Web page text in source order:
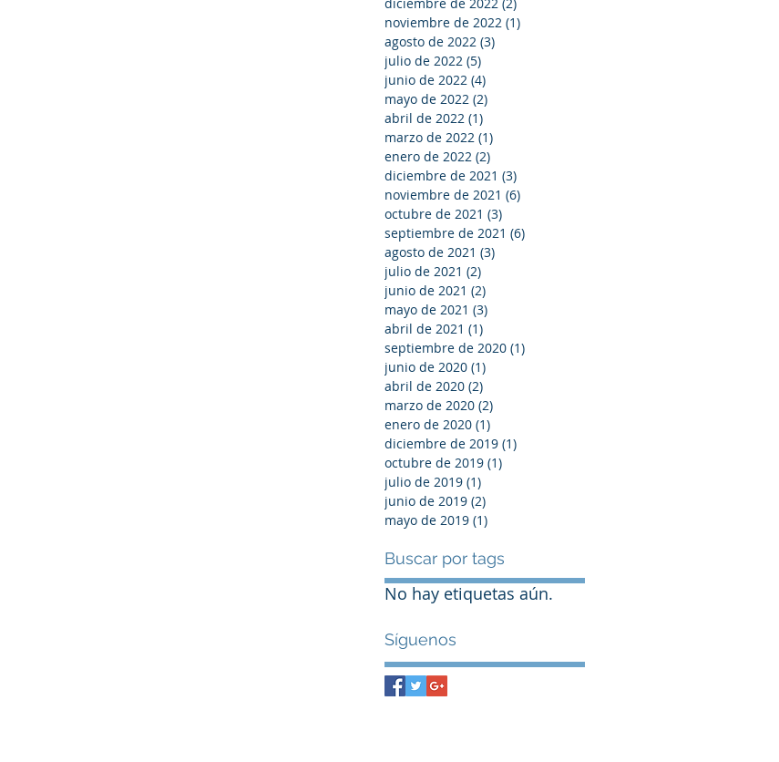
diciembre de 2022 (2)
noviembre de 2022 (1)
agosto de 2022 (3)
julio de 2022 (5)
junio de 2022 (4)
mayo de 2022 (2)
abril de 2022 (1)
marzo de 2022 (1)
enero de 2022 (2)
diciembre de 2021 (3)
noviembre de 2021 (6)
octubre de 2021 (3)
septiembre de 2021 (6)
agosto de 2021 (3)
julio de 2021 (2)
junio de 2021 (2)
mayo de 2021 (3)
abril de 2021 (1)
septiembre de 2020 (1)
junio de 2020 (1)
abril de 2020 (2)
marzo de 2020 (2)
enero de 2020 (1)
diciembre de 2019 (1)
octubre de 2019 (1)
julio de 2019 (1)
junio de 2019 (2)
mayo de 2019 (1)
Buscar por tags
No hay etiquetas aún.
Síguenos